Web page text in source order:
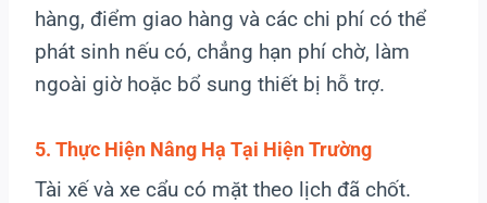
hàng, điểm giao hàng và các chi phí có thể
phát sinh nếu có, chẳng hạn phí chờ, làm
ngoài giờ hoặc bổ sung thiết bị hỗ trợ.
5. Thực Hiện Nâng Hạ Tại Hiện Trường
Tài xế và xe cẩu có mặt theo lịch đã chốt.